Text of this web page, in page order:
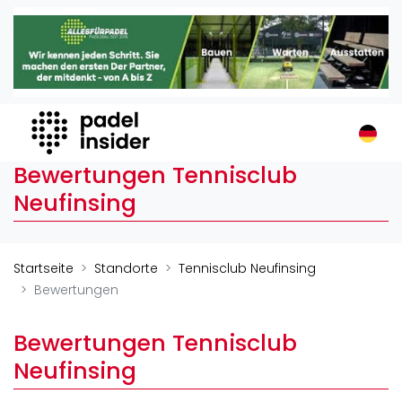
Padel Insider
Home
Organisationen
Buchungssysteme
Padel-Shops
Padel-Marken
Verschiedenes
Veranstaltungen
Turniere
International
Playtomic
Bewertungen Tennisclub
Neufinsing
Startseite Standorte
Tennisclub Neufinsing
Bewertungen
Bewertungen Tennisclub
Neufinsing